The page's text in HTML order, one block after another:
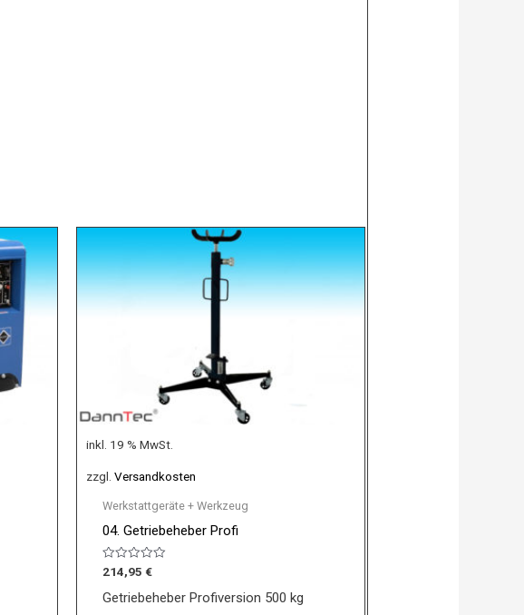
inkl. 19 % MwSt.
zzgl.Versandkosten
Werkstattgeräte + Werkzeug
04. Getriebeheber Profi
Bewertet
0
von
214,95 €
Getriebeheber Profiversion 500 kg